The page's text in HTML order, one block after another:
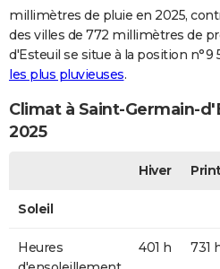
millimètres de pluie en 2025,
des villes de 772 millimètres de
d'Esteuil se situe à la position n°9
les plus pluvieuses.
Climat à Saint-Germain-
2025
Hiver
Soleil
Heures
401 h 731